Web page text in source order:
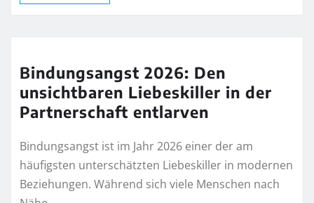
Bindungsangst 2026: Den
unsichtbaren Liebeskiller in der
Partnerschaft entlarven
Bindungsangst ist im Jahr 2026 einer der am
häufigsten unterschätzten Liebeskiller in modernen
Beziehungen. Während sich viele Menschen nach